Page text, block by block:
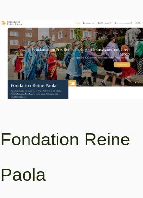
Fondation Reine
Paola